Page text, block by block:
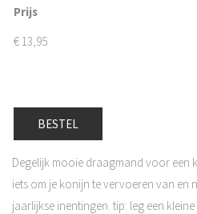
Prijs
€ 13,95
BESTEL
Degelijk mooie draagmand voor een
iets om je konijn te vervoeren van en
jaarlijkse inentingen. tip: leg een